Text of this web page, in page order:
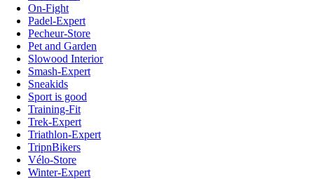
On-Fight
Padel-Expert
Pecheur-Store
Pet and Garden
Slowood Interior
Smash-Expert
Sneakids
Sport is good
Training-Fit
Trek-Expert
Triathlon-Expert
TripnBikers
Vélo-Store
Winter-Expert